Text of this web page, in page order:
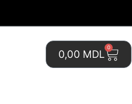
0,00 MDL
0